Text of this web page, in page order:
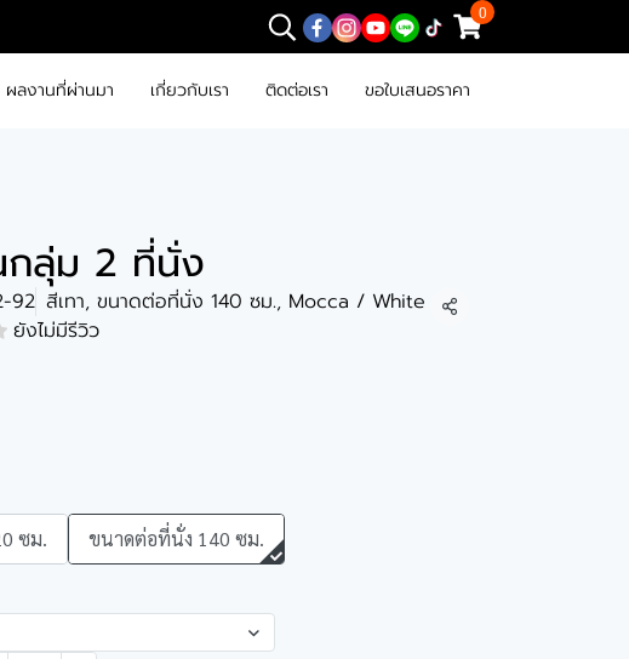
0
ผลงานที่ผ่านมา เกี่ยวกับเรา ติดต่อเรา ขอใบเสนอราคา
กลุ่ม 2 ที่นั่ง
92 สีเทา, ขนาดต่อที่นั่ง 140 ซม., Mocca / White
ยังไม่มีรีวิว
แชร์
ซม. ขนาดต่อที่นั่ง 140 ซม.